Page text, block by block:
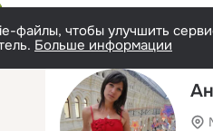
файлы, чтобы улучшить
Больше информации